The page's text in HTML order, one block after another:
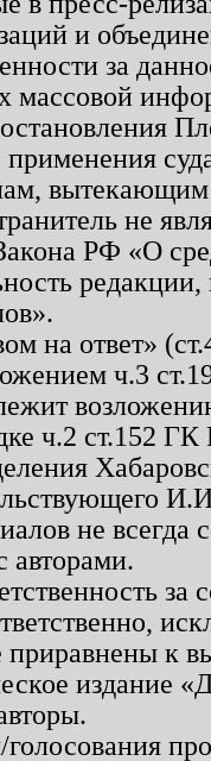
и
за
массовой
применения
вытекающим
не
РФ «О
на ответ»
ч.3
ч.2 ст.152
не
авторами.
приравнены к
издание